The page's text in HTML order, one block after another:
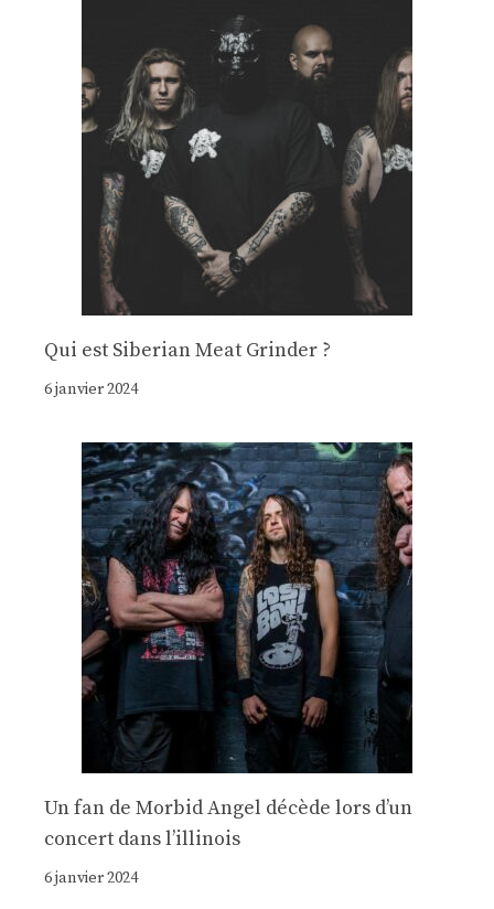
Qui est Siberian Meat Grinder ?
6 janvier 2024
Un fan de Morbid Angel décède lors d’un
concert dans l’illinois
6 janvier 2024